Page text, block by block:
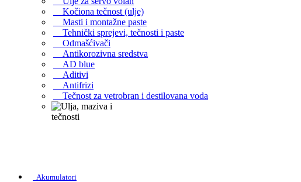
Kočiona tečnost (ulje)
Masti i montažne paste
Tehnički sprejevi, tečnosti i paste
Odmašćivači
Antikorozivna sredstva
AD blue
Aditivi
Antifrizi
Tečnost za vetrobran i destilovana voda
Akumulatori